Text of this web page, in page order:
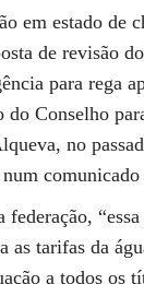
em estado de
de revisão
para rega
Conselho
no
comunicado
federação,
as tarifas da
a todos os